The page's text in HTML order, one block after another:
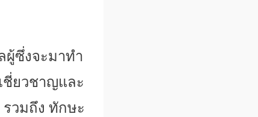
ผู้ซึ่งจะมาทำ
ชี่ยวชาญและ
วมถึง ทักษะ